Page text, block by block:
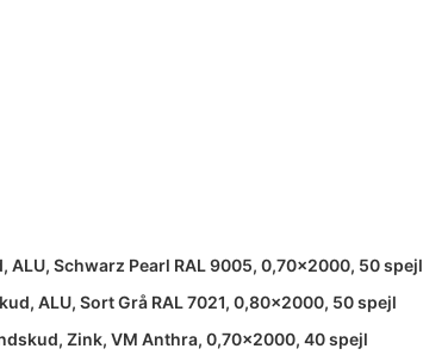
ALU, Schwarz Pearl RAL 9005, 0,70×2000, 50 spejl
ALU, Sort Grå RAL 7021, 0,80×2000, 50 spejl
Zink, VM Anthra, 0,70×2000, 40 spejl